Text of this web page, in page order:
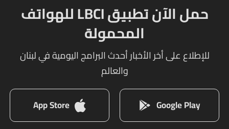
حمل الآن تطبيق LBCI للهواتف
المحمولة
للإطلاع على أخر الأخبار أحدث البرامج اليومية في لبنان
والعالم
Google Play
App Store